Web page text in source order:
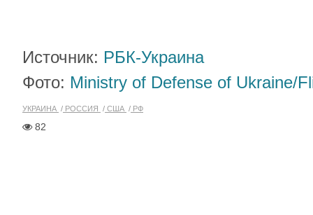
Источник: РБК-Украина
Фото: Ministry of Defense of Ukraine/
УКРАИНА РОССИЯ США РФ
82